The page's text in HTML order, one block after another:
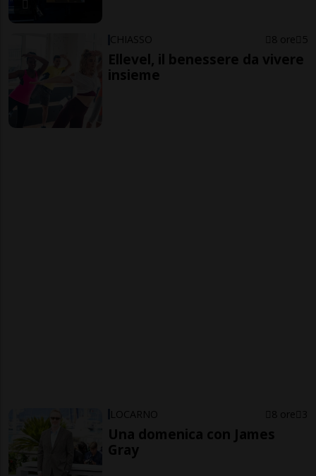
CHIASSO 8 ore 5
Ellevel, il benessere da vivere
insieme
LOCARNO 8 ore 3
Una domenica con James
Gray